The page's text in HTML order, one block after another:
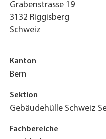
Grabenstrasse 19
3132 Riggisberg
Schweiz
Kanton
Bern
Sektion
Gebäudehülle Schweiz
Fachbereiche